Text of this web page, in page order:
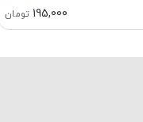
195,000 تومان